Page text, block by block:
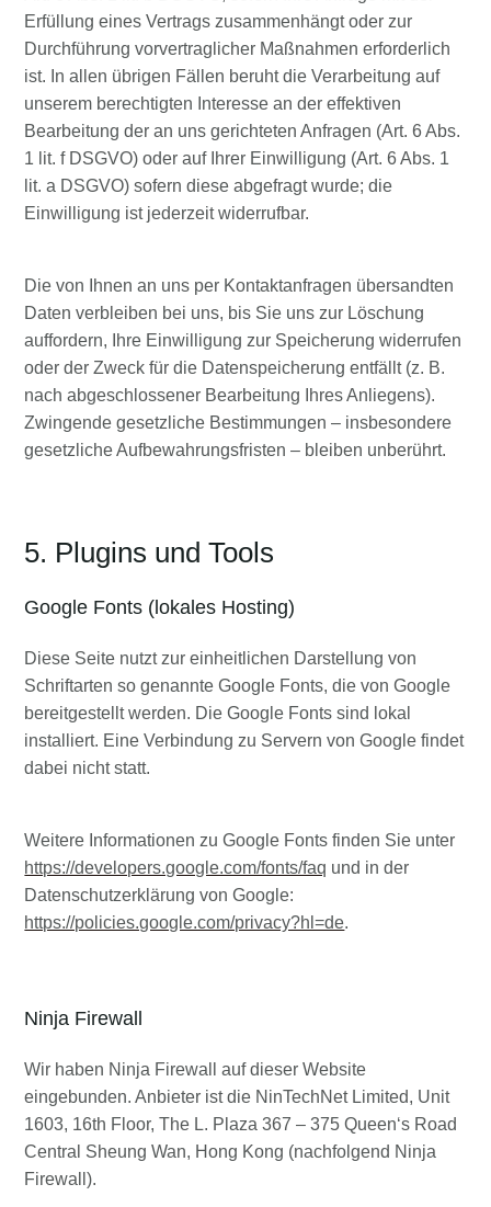
Erfüllung eines Vertrags zusammenhängt oder zur
Durchführung vorvertraglicher Maßnahmen erforderlich
ist. In allen übrigen Fällen beruht die Verarbeitung auf
unserem berechtigten Interesse an der effektiven
Bearbeitung der an uns gerichteten Anfragen (Art. 6 Abs.
1 lit. f DSGVO) oder auf Ihrer Einwilligung (Art. 6 Abs. 1
lit. a DSGVO) sofern diese abgefragt wurde; die
Einwilligung ist jederzeit widerrufbar.
Die von Ihnen an uns per Kontaktanfragen übersandten
Daten verbleiben bei uns, bis Sie uns zur Löschung
auffordern, Ihre Einwilligung zur Speicherung widerrufen
oder der Zweck für die Datenspeicherung entfällt (z. B.
nach abgeschlossener Bearbeitung Ihres Anliegens).
Zwingende gesetzliche Bestimmungen – insbesondere
gesetzliche Aufbewahrungsfristen – bleiben unberührt.
5. Plugins und Tools
Google Fonts (lokales Hosting)
Diese Seite nutzt zur einheitlichen Darstellung von
Schriftarten so genannte Google Fonts, die von Google
bereitgestellt werden. Die Google Fonts sind lokal
installiert. Eine Verbindung zu Servern von Google findet
dabei nicht statt.
Weitere Informationen zu Google Fonts finden Sie unter
https://developers.google.com/fonts/faq und in der
Datenschutzerklärung von Google:
https://policies.google.com/privacy?hl=de.
Ninja Firewall
Wir haben Ninja Firewall auf dieser Website
eingebunden. Anbieter ist die NinTechNet Limited, Unit
1603, 16th Floor, The L. Plaza 367 – 375 Queen‘s Road
Central Sheung Wan, Hong Kong (nachfolgend Ninja
Firewall).